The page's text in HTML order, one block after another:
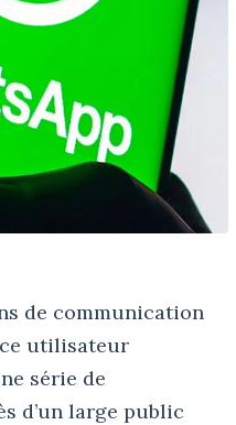
de communication
utilisateur
série de
d’un large public